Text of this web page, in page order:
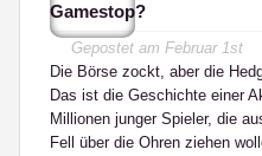
Gamestop?
Gepostet am Februar 1st
Die Börse zockt, aber die
Das ist die Geschichte einer
Millionen junger Spieler, die
Fell über die Ohren ziehen